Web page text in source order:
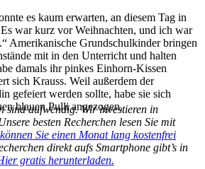
es kaum erwarten, an diesem Tag in
war kurz vor Weihnachten, und ich war
Amerikanische Grundschulkinder bringen
mit in den Unterricht und halten
damals ihr pinkes Einhorn-Kissen
sich Krauss. Weil außerdem der
gefeiert werden sollte, habe sie sich
blauen Pulli angezogen.
sind aufwendig. Wir investieren in
besten Recherchen lesen Sie mit
Sie einen Monat lang kostenfrei
direkt aufs Smartphone gibt’s in
gratis herunterladen.